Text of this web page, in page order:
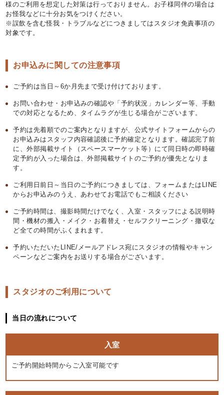
様のご利用を想定した対策は行っておりません。お子様同伴の場合は
お怪我などに十分お気をつけください。
※誤飲を含む怪我・トラブルなどにつきましてはスタジオ免責事項の
対象です。
お申込みに関しての注意事項
ご予約は当日～6か月先まで受け付けております。
お問い合わせ・お申込みの確認や「予約状況」カレンダー等、手動
での対応となるため、タイムラグが生じる場合がございます。
予約は先着順でのご案内となりますが、公式サイトフォームからの
お申込みはスタッフ内容確認後に予約確定となります。確認完了前
に、外部掲載サイト（スペースマーケット等）にて同日時の即時確
定予約が入った場合は、外部掲載サイトのご予約が優先となりま
す。
ご利用日前日～当日のご予約につきましては、フォームまたはLINE
からお申込みのうえ、あわせてお電話でもご相談ください
ご予約時間は、撮影時間だけでなく、入室・スタッフによる説明時
間・機材の搬入・メイク・お着替え・セルフクリーニング・撤収な
ど全ての時間がふくまれます。
予約いただいたLINE/メールアドレス宛にスタジオの情報やキャン
ペーンなどご案内をお送りする場合がございます。
スタジオのご利用について
当日の流れについて
入室
ご予約開始時間からご入室可能です